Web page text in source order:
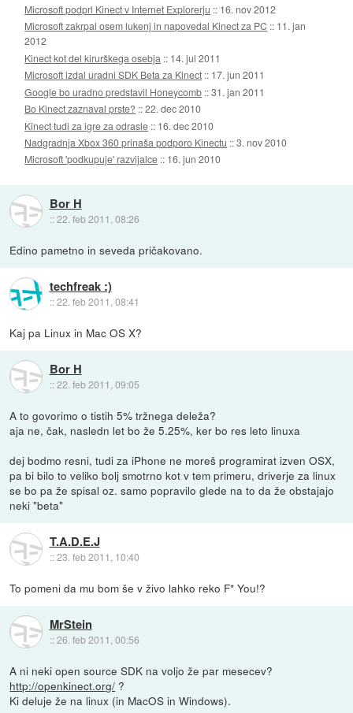
Microsoft podprl Kinect v Internet Explorerju :: 16. nov 2012
Microsoft zakrpal osem lukenj in napovedal Kinect za PC :: 11. jan
2012
Kinect kot del kirurškega osebja :: 14. jul 2011
Microsoft izdal uradni SDK Beta za Kinect :: 17. jun 2011
Google bo uradno predstavil Honeycomb ::31. jan 2011
Bo Kinect zaznaval prste? ::22. dec 2010
Kinect tudi za igre za odrasle :: 16. dec 2010
Nadgradnja Xbox 360 prinaša podporo Kinectu ::3. nov 2010
Microsoft 'podkupuje' razvijalce :: 16. jun 2010
Bor H
::22. feb 2011, 08:26
Edino pametno in seveda pričakovano.
techfreak :)
::22. feb 2011, 08:41
Kaj pa Linux in Mac OS X?
Bor H
::22. feb 2011, 09:05
A to govorimo o tistih 5% tržnega deleža?
aja ne, čak, nasledn let bo že 5.25%, ker bo res leto linuxa
dej bodmo resni, tudi za iPhone ne moreš programirat izven OSX,
pa bi bilo to veliko bolj smotrno kot v tem primeru, driverje za linux
se bo pa že spisal oz. samo popravilo glede na to da že obstajajo
neki "beta"
T.A.D.E.J
::23. feb 2011, 10:40
To pomeni da mu bom še v živo lahko reko F* You!?
MrStein
::26. feb 2011, 00:56
A ni neki open source SDK na voljo že par mesecev?
http://openkinect.org/ ?
Ki deluje že na linux (in MacOS in Windows).